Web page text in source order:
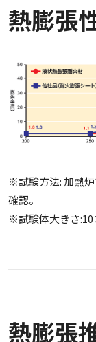
熱膨張
※試験方法: 加熱
確認。
※試験体大きさ
熱膨張